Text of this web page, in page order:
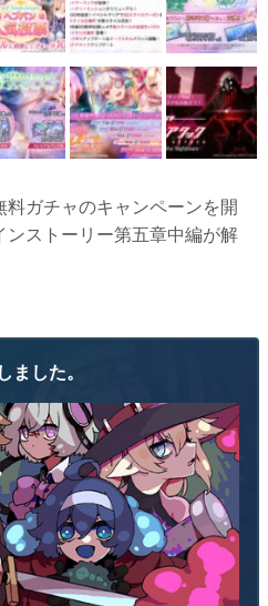
ガチャのキャンペーンを開
ストーリー第五章中編が解
した。